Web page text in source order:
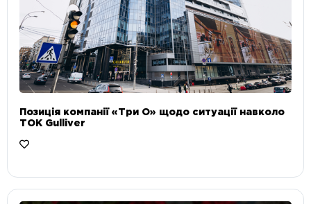
Позиція компанії «Три О» щодо ситуації навколо
ТОК Gulliver